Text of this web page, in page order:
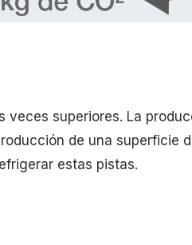
superiores. La
de una superficie
estas pistas.